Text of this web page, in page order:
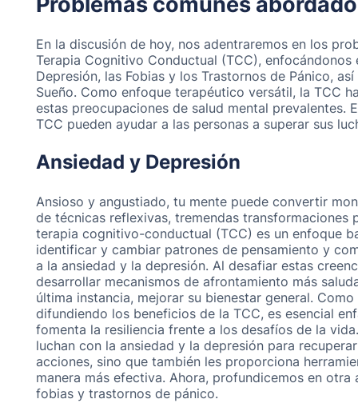
En la discusión de hoy, nos adentraremos en los
Terapia Cognitivo Conductual (TCC),
Depresión, las Fobias y los Trastornos de Pánico,
Sueño. Como enfoque terapéutico versátil, la TCC
estas preocupaciones de salud mental prevalentes.
TCC pueden ayudar a las personas a superar sus
Ansiedad y Depresión
Ansioso y angustiado, tu mente puede convertir
de técnicas reflexivas, tremendas transformaciones
terapia cognitivo-conductual (TCC) es un enfoque
identificar y cambiar patrones de pensamiento y
a la ansiedad y la depresión. Al desafiar estas
desarrollar mecanismos de afrontamiento más
última instancia, mejorar su bienestar general.
difundiendo los beneficios de la TCC, es esencial
fomenta la resiliencia frente a los desafíos de la
luchan con la ansiedad y la depresión para
acciones, sino que también les proporciona
manera más efectiva. Ahora, profundicemos en
fobias y trastornos de pánico.